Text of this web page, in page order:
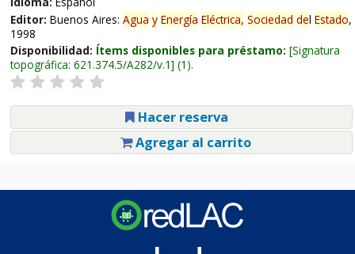
Editor: Buenos Aires: Agua y Energía Eléctrica, Sociedad del Estado,
1998
Disponibilidad: Ítems disponibles para préstamo: Signatura
topográfica: 621.374.5/A282/v.1 (1).
Hacer reserva
Agregar al carrito